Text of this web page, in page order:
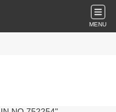
MENU